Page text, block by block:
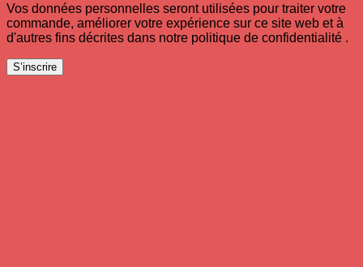
Vos données personnelles seront utilisées pour traiter votre
commande, améliorer votre expérience sur ce site web et à
d'autres fins décrites dans notre politique de confidentialité .
S’inscrire